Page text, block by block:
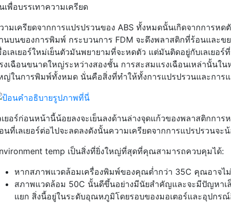
เพื่อบรรเทาความเครียด
ามเครียดจากการแปรปรวนของ ABS ทั้งหมดนั้นเกิดจากการห
นบนของการพิมพ์ กระบวนการ FDM จะดึงพลาสติกที่ร้อนและข
อเลเยอร์ใหม่เย็นตัวมันพยายามที่จะหดตัว แต่มันติดอยู่กับเลเยอ
งเฉือนขนาดใหญ่ระหว่างสองชั้น การสะสมแรงเฉือนเหล่านั้นใ
ญ่ในการพิมพ์ทั้งหมด นั่นคือสิ่งที่ทำให้ทั้งการแปรปรวนและการ
เยอร์ก่อนหน้านี้น้อยลงจะเย็นลงด้านล่างจุดแก้วของพลาสติกกา
นที่เลเยอร์ต่อไปจะลดลงดังนั้นความเครียดจากการแปรปรวนจะน้
temp เป็นสิ่งที่ยิ่งใหญ่ที่สุดที่คุณสามารถควบคุมได้:
หากสภาพแวดล้อมเครื่องพิมพ์ของคุณต่ำกว่า 35C คุณอาจไ
สภาพแวดล้อม 50C นั้นดีขึ้นอย่างมีนัยสำคัญและจะมีปัญหาเ
แยก สิ่งนี้อยู่ในระดับอุณหภูมิโดยรอบของมอเตอร์และอุปกร